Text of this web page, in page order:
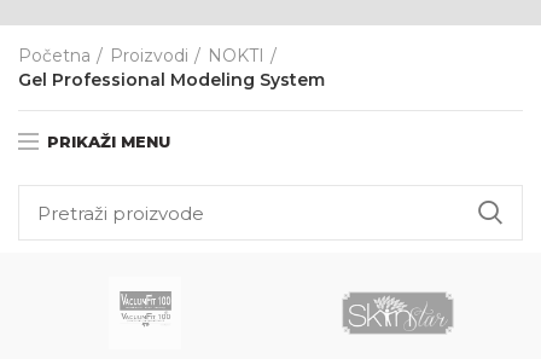
Početna Proizvodi
NOKTI
Gel Professional Modeling System
PRIKAŽI MENU